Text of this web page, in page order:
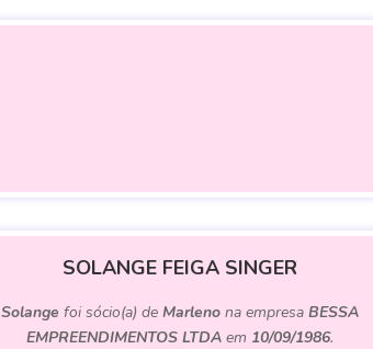
SOLANGE FEIGA SINGER
Solange foi sócio(a) de Marlenona empresa BESSA
EMPREENDIMENTOS LTDAem 10/09/1986.